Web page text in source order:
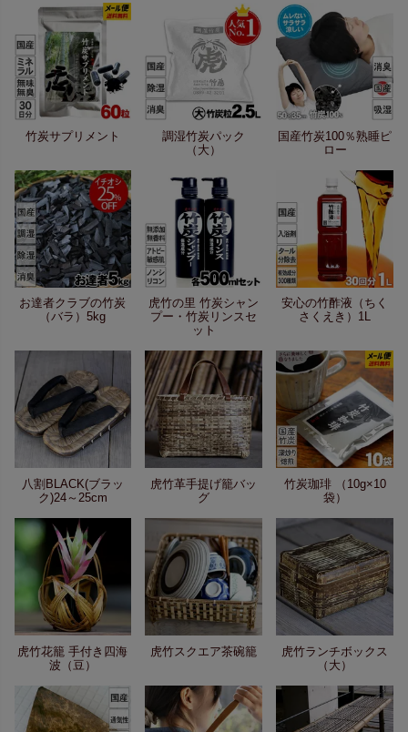
竹炭サプリメント
調湿竹炭パック
（大）
国産竹炭100％熟睡ピ
ロー
お達者クラブの竹炭
（バラ）5kg
虎竹の里 竹炭シャン
プー・竹炭リンスセ
ット
安心の竹酢液（ちく
さくえき）1L
八割BLACK(ブラッ
ク)24～25cm
虎竹革手提げ籠バッ
グ
竹炭珈琲 （10g×10
袋）
虎竹花籠 手付き四海
波（豆）
虎竹スクエア茶碗籠
虎竹ランチボックス
（大）